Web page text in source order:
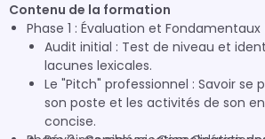
Contenu de la formation
Phase 1 : Évaluation et
Audit initial : Test de niveau et
lacunes lexicales.
Le "Pitch" professionnel : Savoir se
son poste et les activités de son
concise.